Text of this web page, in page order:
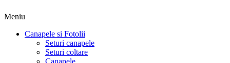
Meniu
Canapele si Fotolii
Seturi canapele
Seturi coltare